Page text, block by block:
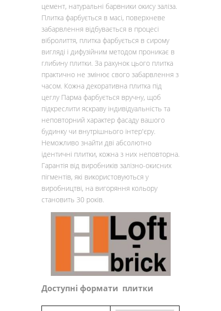
цемент, натуральні барвники окису заліза.
Плитка фарбується в масі, поверхневе
забарвлення відбувається в процесі
вібролиття, плитка фарбується в сирому
вигляді і дифузійним методом проникає в
глибину плитки. За рахунок цього плитка
практично не змінює свого забарвлення з
часом. Кожна декоративна плитка під
цеглу Парма фарбується вручну, щоб
підкреслити яскраву індивідуальність та
неповторний характер фасаду вашого
будинку чи внутрішнього інтер'єру.
Неможливо знайти дві абсолютно
ідентичні плитки, кожна з них неповторна.
Гарантія від виробників залізно-окисних
пігментів, які використовуються у
виробництві, на вигоряння кольору
становить 30 років.
Доступні формати плитки